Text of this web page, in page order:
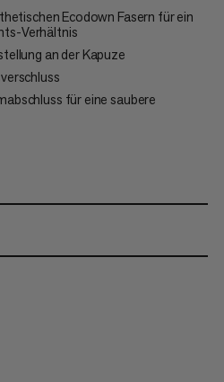
Ecodown Fasern für ein
Verhältnis
an der Kapuze
für eine saubere